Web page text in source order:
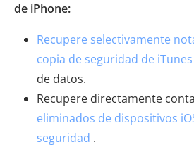
de iPhone:
Recupere selectivamente
copia de seguridad de iTunes
de datos.
Recupere directamente
eliminados de dispositivos
seguridad .